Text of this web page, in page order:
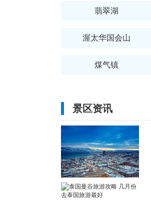
翡翠湖
渥太华国会山
煤气镇
景区资讯